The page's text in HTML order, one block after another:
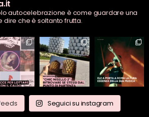
autocelebrazione è come guardare una
dire che è soltanto frutta.
Seguici su instagram